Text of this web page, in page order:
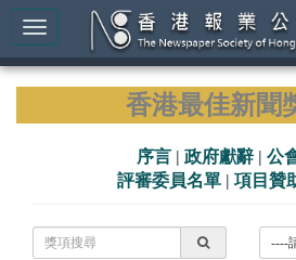
香港最佳新聞
序言 | 政府獻辭 | 公
評審委員名單 | 項目贊